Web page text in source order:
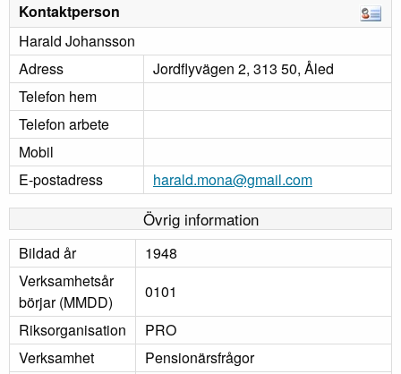
Kontaktperson
Harald Johansson
Adress
Jordflyvägen 2, 313 50, Åled
Telefon hem
Telefon arbete
Mobil
E-postadress
harald.mona@gmail.com
Övrig information
Bildad år
1948
Verksamhetsår
börjar (MMDD)
0101
Riksorganisation
PRO
Verksamhet
Pensionärsfrågor